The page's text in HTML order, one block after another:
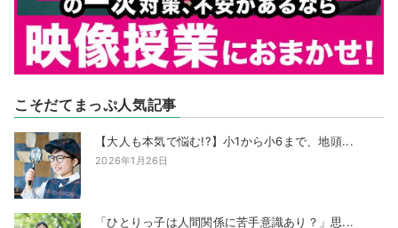
こそだてまっぷ人気記事
【大人も本気で悩む!?】小1から小6まで、地頭...
2026年1月26日
「ひとりっ子は人間関係に苦手意識あり？」思...